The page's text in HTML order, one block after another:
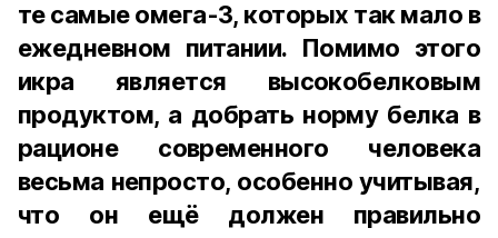
те самые омега-3, которых так мало в
ежедневном питании. Помимо этого
икра является высокобелковым
продуктом, а добрать норму белка в
рационе современного человека
весьма непросто, особенно учитывая,
что он ещё должен правильно